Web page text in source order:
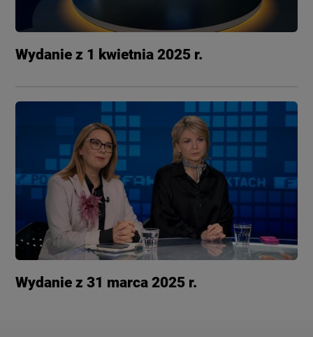
Wydanie z 1 kwietnia 2025 r.
Wydanie z 31 marca 2025 r.